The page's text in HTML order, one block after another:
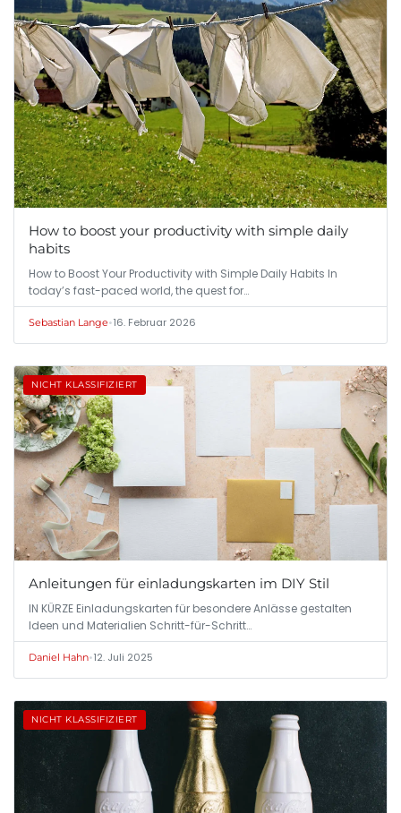
How to boost your productivity with simple daily
habits
How to Boost Your Productivity with Simple Daily Habits In
today’s fast-paced world, the quest for…
Sebastian Lange•16. Februar 2026
NICHT KLASSIFIZIERT
Anleitungen für einladungskarten im DIY Stil
IN KÜRZE Einladungskarten für besondere Anlässe gestalten
Ideen und Materialien Schritt-für-Schritt…
Daniel Hahn•12. Juli 2025
NICHT KLASSIFIZIERT